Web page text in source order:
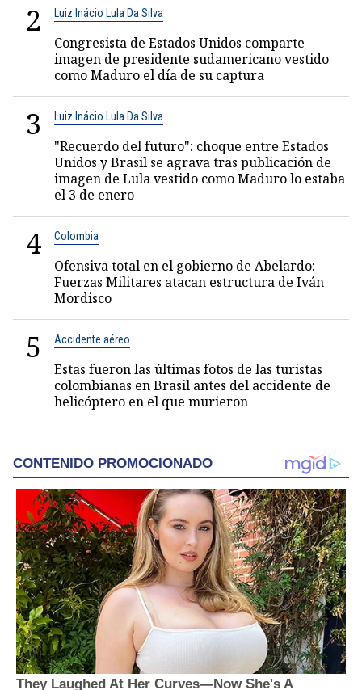
2 Luiz Inácio Lula Da Silva
Congresista de Estados Unidos comparte
imagen de presidente sudamericano vestido
como Maduro el día de su captura
3 Luiz Inácio Lula Da Silva
"Recuerdo del futuro": choque entre Estados
Unidos y Brasil se agrava tras publicación de
imagen de Lula vestido como Maduro lo estaba
el 3 de enero
4 Colombia
Ofensiva total en el gobierno de Abelardo:
Fuerzas Militares atacan estructura de Iván
Mordisco
5 Accidente aéreo
Estas fueron las últimas fotos de las turistas
colombianas en Brasil antes del accidente de
helicóptero en el que murieron